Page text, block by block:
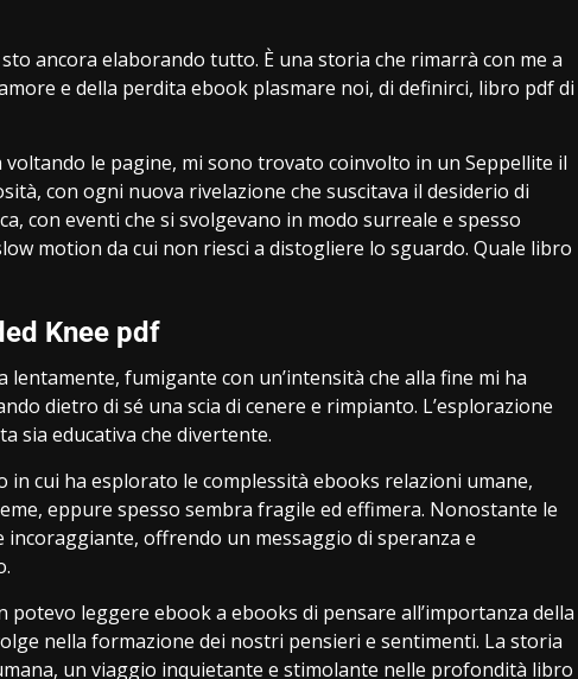
ancora elaborando tutto. È una storia che rimarrà con me a
e della perdita ebook plasmare noi, di definirci, libro pdf di
le pagine, mi sono trovato coinvolto in un Seppellite il
con ogni nuova rivelazione che suscitava il desiderio di
con eventi che si svolgevano in modo surreale e spesso
motion da cui non riesci a distogliere lo sguardo. Quale libro
Knee pdf
fumigante con un’intensità che alla fine mi ha
dietro di sé una scia di cenere e rimpianto. L’esplorazione
sia educativa che divertente.
cui ha esplorato le complessità ebooks relazioni umane,
eppure spesso sembra fragile ed effimera. Nonostante le
offrendo un messaggio di speranza e
leggere ebook a ebooks di pensare all’importanza della
nella formazione dei nostri pensieri e sentimenti. La storia
un viaggio inquietante e stimolante nelle profondità libro